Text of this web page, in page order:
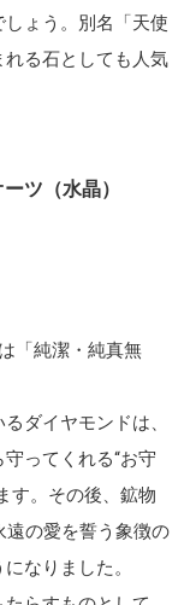
ょう。別名「天使
る石としても人気
ツ（水晶）
「純潔・純真無
ダイヤモンドは、
ってくれる“お守
す。その後、鉱物
遠の愛を誓う象徴の
なりました。